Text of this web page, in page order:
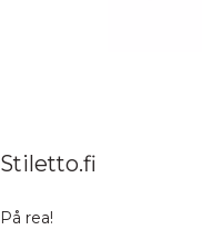
Stiletto.fi
På rea!